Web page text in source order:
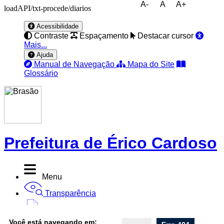
loadAPI/txt-procede/diarios A- A A+
Acessibilidade
Contraste Espaçamento
Destacar cursor
Mais...
Ajuda
Manual de Navegação
Mapa do Site
Glossário
Prefeitura de Érico Cardoso
Menu
Transparência
Você está navegando em: